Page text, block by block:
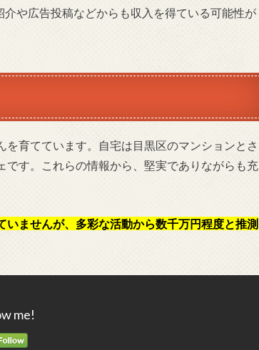
や広告投稿などからも収入を得ている可能性が
育てています。自宅は目黒区のマンションとさ
す。これらの情報から、堅実でありながらも充
いませんが、多彩な活動から数千万円程度と推測
me!